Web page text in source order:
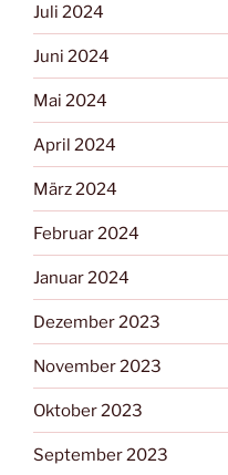
Juli 2024
Juni 2024
Mai 2024
April 2024
März 2024
Februar 2024
Januar 2024
Dezember 2023
November 2023
Oktober 2023
September 2023